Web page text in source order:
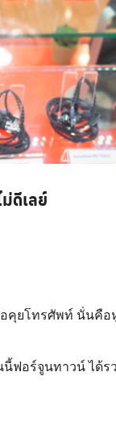
ดีเลย์
คุยโทรศัพท์ นั่นคื
ฟอร์จูนทาวน์ ได้ร